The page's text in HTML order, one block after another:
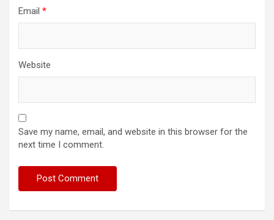
Email *
Website
Save my name, email, and website in this browser for the
next time I comment.